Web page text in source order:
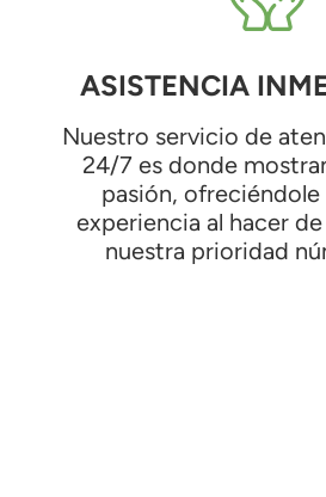
ASISTENCIA
Nuestro servicio de
24/7 es donde
pasión,
experiencia al hacer
nuestra prioridad